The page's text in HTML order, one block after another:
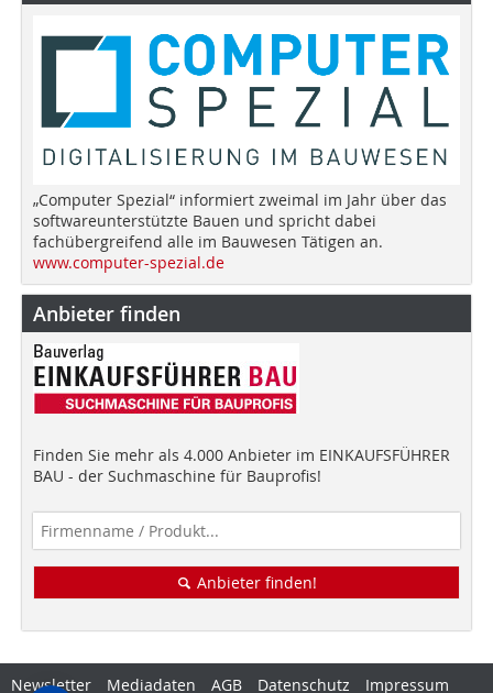
„Computer Spezial“ informiert zweimal im Jahr über das
softwareunterstützte Bauen und spricht dabei
fachübergreifend alle im Bauwesen Tätigen an.
www.computer-spezial.de
Anbieter finden
Finden Sie mehr als 4.000 Anbieter im EINKAUFSFÜHRER
BAU - der Suchmaschine für Bauprofis!
Anbieter finden!
Newsletter Mediadaten AGB Datenschutz Impressum